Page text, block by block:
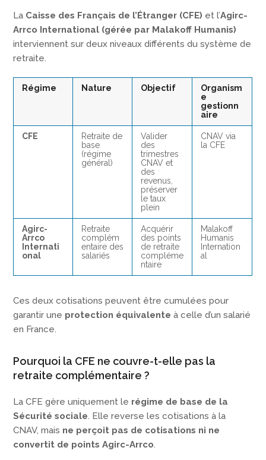
La Caisse des Français de l’Étranger (CFE) et l’Agirc-
Arrco International (gérée par Malakoff Humanis)
interviennent sur deux niveaux différents du système de
retraite.
Régime Nature Objectif
Organism
e
gestionn
aire
CFE
Retraite de
base
(régime
général)
Valider
des
trimestres
CNAV et
des
revenus,
préserver
le taux
plein
CNAV via
la CFE
Agirc-
Arrco
Internati
onal
Retraite
complém
entaire des
salariés
Acquérir
des points
de retraite
compléme
ntaire
Malakoff
Humanis
Internation
al
Ces deux cotisations peuvent être cumulées pour
garantir une protection équivalenteà celle d’un salarié
en France.
Pourquoi la CFE ne couvre-t-elle pas la
retraite complémentaire ?
La CFE gère uniquement le régime de base de la
Sécurité sociale. Elle reverse les cotisations à la
CNAV, mais ne perçoit pas de cotisations ni ne
convertit de points Agirc-Arrco.